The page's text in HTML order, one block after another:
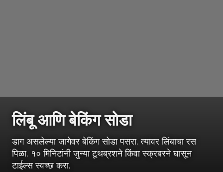
लिंबू आणि बेकिंग सोडा
डाग असलेल्या जागेवर बेकिंग सोडा पसरा. त्यावर लिंबाचा रस
पिळा. १० मिनिटांनी जुन्या टूथब्रशने किंवा स्क्रबरने घासून
टाईल्स स्वच्छ करा.